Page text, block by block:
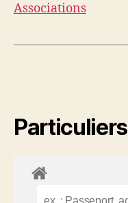
Associations
Particuliers